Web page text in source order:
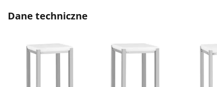
Dane techniczne